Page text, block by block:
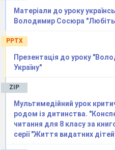
Матеріали до уроку
Володимир Сосюра "Любіть
PPTX
Презентація до уроку
Україну"
ZIP
Мультимедійний урок
родом із дитинства.
читання для 8 класу за
серії "Життя видатних